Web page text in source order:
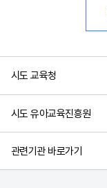
시도 교육청
시도 유아교육진흥원
관련기관 바로가기